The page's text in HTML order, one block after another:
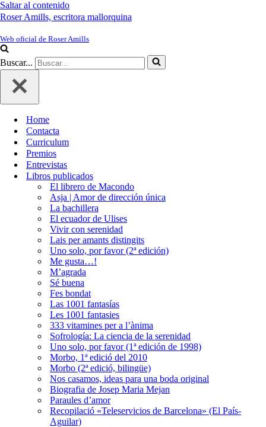
Saltar al contenido
Roser Amills, escritora mallorquina
Web oficial de Roser Amills
Buscar...
Home
Contacta
Curriculum
Premios
Entrevistas
Libros publicados
El librero de Macondo
Asja | Amor de dirección única
La bachillera
El ecuador de Ulises
Vivir con serenidad
Lais per amants distingits
Uno solo, por favor (2ª edición)
Me gusta…!
M’agrada
Sé buena
Fes bondat
Las 1001 fantasías
Les 1001 fantasies
333 vitamines per a l’ànima
Sofrología: La ciencia de la serenidad
Uno solo, por favor (1ª edición de 1998)
Morbo, 1ª edició del 2010
Morbo (2ª edició, bilingüe)
Nos casamos, ideas para una boda original
Biografia de Josep Maria Mejan
Paraules d’amor
Recopilació «Teleservicios de Barcelona» (El País-
Aguilar)